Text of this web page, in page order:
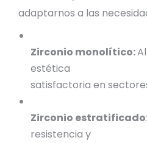
adaptarnos a las
Zirconio monolítico:
estética
satisfactoria en
Zirconio
resistencia y